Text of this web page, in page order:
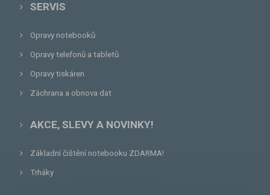
SERVIS
Opravy notebooků
Opravy telefonů a tabletů
Opravy tiskáren
Záchrana a obnova dat
AKCE, SLEVY A NOVINKY!
Základní čištění notebooku ZDARMA!
Trháky